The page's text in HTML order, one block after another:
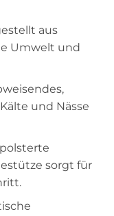
aus
Umwelt und
und Nässe
sorgt für